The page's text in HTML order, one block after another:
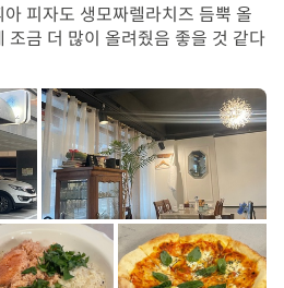
피자도 생모짜렐라치즈 듬뿍 올
조금 더 많이 올려줬음 좋을 것 같다